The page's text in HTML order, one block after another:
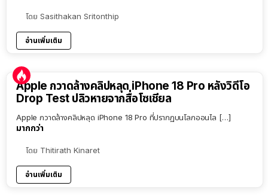
โดย Sasithakan Sritonthip
อ่านเพิ่มเติม
Apple กวาดล้างคลิปหลุด iPhone 18 Pro หลังวิดีโอ
Drop Test ปลิวหายจากสื่อโซเชียล
Apple กวาดล้างคลิปหลุด iPhone 18 Pro ที่ปรากฏบนโลกออนไล […]
มากกว่า
โดย Thitirath Kinaret
อ่านเพิ่มเติม